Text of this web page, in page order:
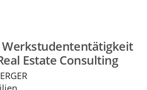
Estate Consulting